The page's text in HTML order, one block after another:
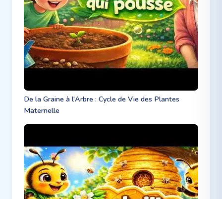
De la Graine à l'Arbre : Cycle de Vie des Plantes
Maternelle